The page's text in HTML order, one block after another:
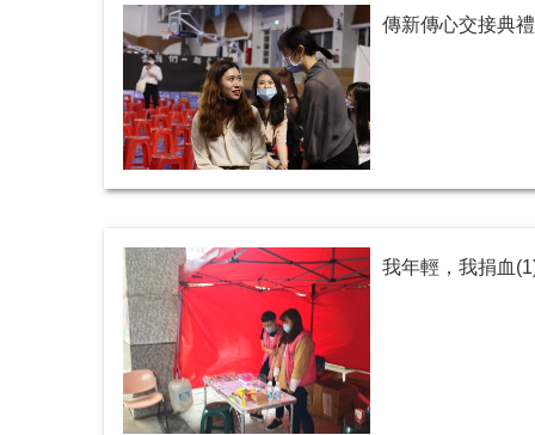
傳新傳心交接典禮
我年輕，我捐血